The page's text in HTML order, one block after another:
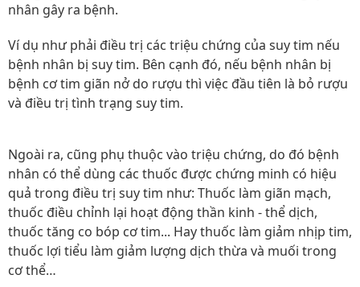
nhân gây ra bệnh.
Ví dụ như phải điều trị các triệu chứng của suy tim nếu
bệnh nhân bị suy tim. Bên cạnh đó, nếu bệnh nhân bị
bệnh cơ tim giãn nở do rượu thì việc đầu tiên là bỏ rượu
và điều trị tình trạng suy tim.
Ngoài ra, cũng phụ thuộc vào triệu chứng, do đó bệnh
nhân có thể dùng các thuốc được chứng minh có hiệu
quả trong điều trị suy tim như: Thuốc làm giãn mạch,
thuốc điều chỉnh lại hoạt động thần kinh - thể dịch,
thuốc tăng co bóp cơ tim... Hay thuốc làm giảm nhịp tim,
thuốc lợi tiểu làm giảm lượng dịch thừa và muối trong
cơ thể…